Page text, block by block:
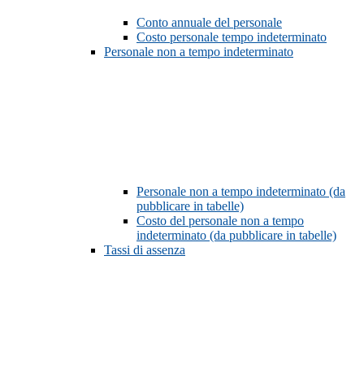
Conto annuale del personale
Costo personale tempo indeterminato
Personale non a tempo indeterminato
Personale non a tempo indeterminato (da
pubblicare in tabelle)
Costo del personale non a tempo
indeterminato (da pubblicare in tabelle)
Tassi di assenza